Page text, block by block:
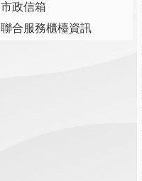
市政信箱
聯合服務櫃檯資訊